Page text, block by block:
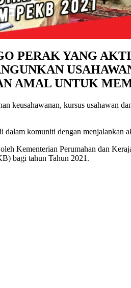
PERAK YANG
UNTUK
keusahawanan, kursus usahawan
komuniti dengan menjalankan
Kementerian Perumahan dan
bagi tahun Tahun 2021.